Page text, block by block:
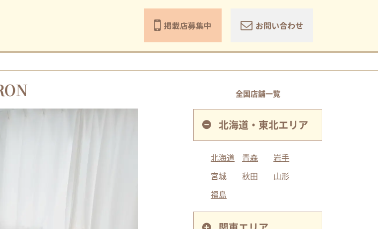
掲載店募集中 お問い合わせ
全国店舗一覧
北海道・東北エリア
北海道 青森 岩手
宮城 秋田 山形
福島